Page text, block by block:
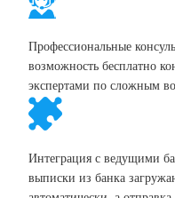
Профессиональные
возможность бесплатно
экспертами по сложным
Интеграция с ведущими
выписки из банка